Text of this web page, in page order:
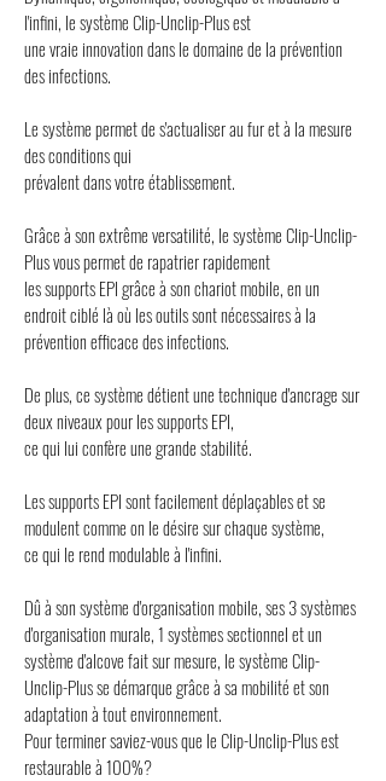
l'infini, le système Clip-Unclip-Plus est
une vraie innovation dans le domaine de la prévention
des infections.
Le système permet de s'actualiser au fur et à la mesure
des conditions qui
prévalent dans votre établissement.
Grâce à son extrême versatilité, le système Clip-Unclip-
Plus vous permet de rapatrier rapidement
les supports EPI grâce à son chariot mobile, en un
endroit ciblé là où les outils sont nécessaires à la
prévention efficace des infections.
De plus, ce système détient une technique d'ancrage sur
deux niveaux pour les supports EPI,
ce qui lui confère une grande stabilité.
Les supports EPI sont facilement déplaçables et se
modulent comme on le désire sur chaque système,
ce qui le rend modulable à l'infini.
Dû à son système d'organisation mobile, ses 3 systèmes
d'organisation murale, 1 systèmes sectionnel et un
système d'alcove fait sur mesure, le système Clip-
Unclip-Plus se démarque grâce à sa mobilité et son
adaptation à tout environnement.
Pour terminer saviez-vous que le Clip-Unclip-Plus est
restaurable à 100%?